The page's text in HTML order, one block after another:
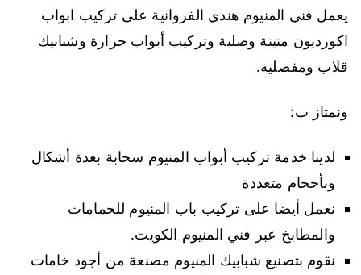
يعمل فني المنيوم هندي الفروانية على تركيب ابواب
اكورديون متينة وصلبة وتركيب أبواب جرارة وشبابيك
قلاب ومفصلية.
ونمتاز ب:
لدينا خدمة تركيب أبواب المنيوم سحابة بعدة أشكال
وبأحجام متعددة
نعمل أيضا على تركيب باب المنيوم للحمامات
والمطابخ عبر فني المنيوم الكويت.
نقوم بتصنيع شبابيك المنيوم مصنعة من أجود خامات